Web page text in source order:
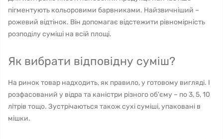
пігментують кольоровими барвниками. Найзвичніший –
рожевий відтінок. Він допомагає відстежити рівномірність
розподілу суміші на всій площі.
Як вибрати відповідну суміш?
На ринок товар надходить, як правило, у готовому вигляді. І
розфасований у відра та каністри різного об'єму – по 3, 5, 10
літрів тощо. Зустрічаються також сухі суміші, упаковані в
мішки.